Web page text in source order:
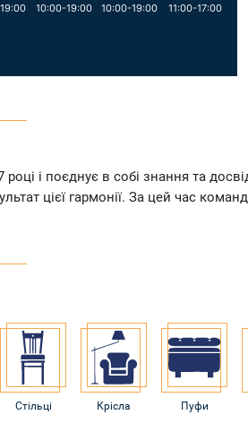
10:00-19:00 10:00-19:00 11:00-17:00
і поєднує в собі знання та
цієї гармонії. За цей час
Стільці Крісла Пуфи